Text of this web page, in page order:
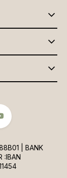
| BANK
:IBAN